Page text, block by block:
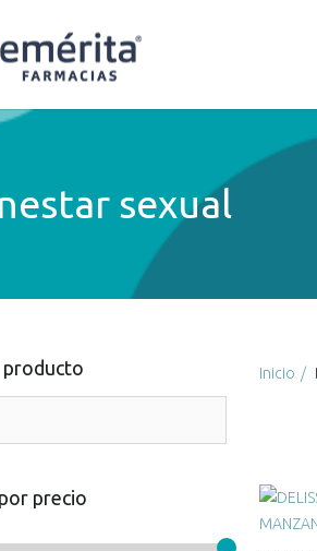
sexual
producto
precio
Inicio